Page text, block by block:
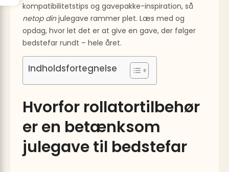
kompatibilitetstips og gavepakke-inspiration, så
netop dinjulegave rammer plet. Læs med og
opdag, hvor let det er at give en gave, der følger
bedstefar rundt – hele året.
Indholdsfortegnelse
Hvorfor rollatortilbehør
er en betænksom
julegave til bedstefar